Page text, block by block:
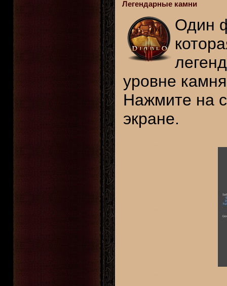
Легендарные камни
Один
уровне
Нажмите на
экране.